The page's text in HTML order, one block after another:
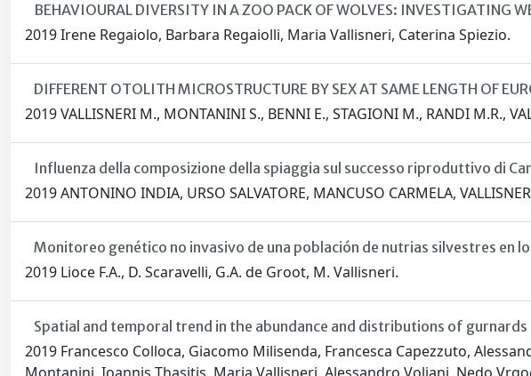
BEHAVIOURAL DIVERSITY IN A ZOO PACK OF WOLVES: INVESTIGATING
2019 Irene Regaiolo, Barbara Regaiolli, Maria Vallisneri, Caterina Spiezio.
DIFFERENT OTOLITH MICROSTRUCTURE BY SEX AT SAME LENGTH OF
2019 VALLISNERI M., MONTANINI S., BENNI E., STAGIONI M., RANDI M.R.,
Influenza della composizione della spiaggia sul successo riproduttivo di
2019 ANTONINO INDIA, URSO SALVATORE, MANCUSO CARMELA,
Monitoreo genético no invasivo de una población de nutrias silvestres en
2019 Lioce F.A., D. Scaravelli, G.A. de Groot, M. Vallisneri.
Spatial and temporal trend in the abundance and distributions of
2019 Francesco Colloca, Giacomo Milisenda, Francesca Capezzuto,